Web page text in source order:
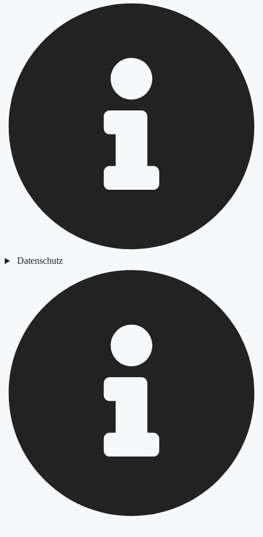
Datenschutz